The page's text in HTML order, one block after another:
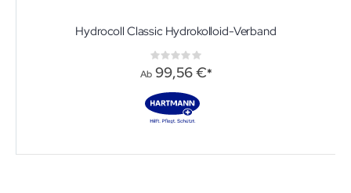
Hydrocoll Classic Hydrokolloid-Verband
Rating:
0%
Ab 99,56 €